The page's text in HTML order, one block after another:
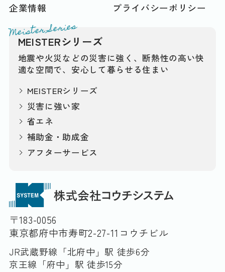
企業情報
プライバシーポリシー
Meister Series
MEISTERシリーズ
地震や火災などの災害に強く、断熱性の高い快
適な空間で、安心して暮らせる住まい
MEISTERシリーズ
災害に強い家
省エネ
補助金・助成金
アフターサービス
〒183-0056
東京都府中市寿町2-27-11コウチビル
JR武蔵野線「北府中」駅 徒歩6分
京王線「府中」駅 徒歩15分